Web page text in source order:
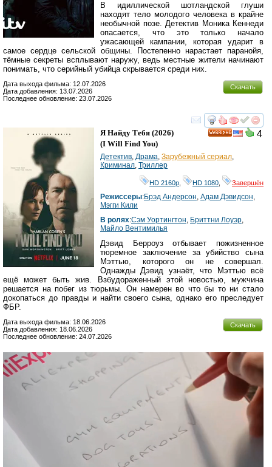
В идиллической шотландской глуши
находят тело молодого человека в крайне
необычной позе. Детектив Моника Кеннеди
опасается, что это только начало
ужасающей кампании, которая ударит в
самое сердце сельской общины. Постепенно нарастает паранойя,
тёмные секреты всплывают наружу, ведь местные жители начинают
понимать, что серийный убийца скрывается среди них.
Скачать
Дата выхода фильма: 12.07.2026
Дата добавления: 13.07.2026
Последнее обновление: 23.07.2026
смотреть
4
Я Найду Тебя (2026)
(I Will Find You)
Детектив, Драма, Зарубежный сериал,
Криминал, Триллер
HD 2160р HD 1080 Завершён
Режиссеры:Брэд Андерсон, Адам Дэвидсон,
Мэгги Кили
В ролях:Сэм Уортингтон, Бриттни Лоуэр,
Майло Вентимилья
Дэвид Берроуз отбывает пожизненное
тюремное заключение за убийство сына
Мэттью, которого он не совершал.
Однажды Дэвид узнаёт, что Мэттью всё
ещё может быть жив. Взбудораженный этой новостью, мужчина
решается на побег из тюрьмы. Он намерен во что бы то ни стало
докопаться до правды и найти своего сына, однако его преследует
ФБР.
Скачать
Дата выхода фильма: 18.06.2026
Дата добавления: 18.06.2026
Последнее обновление: 24.07.2026